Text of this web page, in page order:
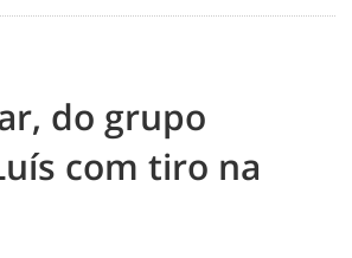
do grupo
com tiro na